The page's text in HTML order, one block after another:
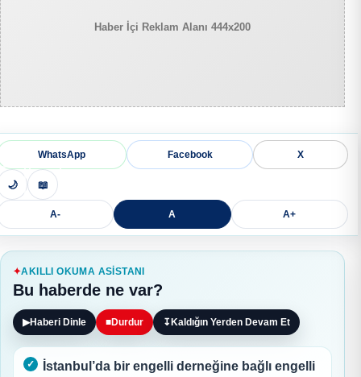
Haber İçi Reklam Alanı 444x200
WhatsApp Facebook X
🌙 📖
A- A A+
AKILLI OKUMA ASISTANI
Bu haberde ne var?
▶Haberi Dinle ■Durdur ↧ Kaldığın Yerden Devam Et
İstanbul’da bir engelli derneğine bağlı engelli